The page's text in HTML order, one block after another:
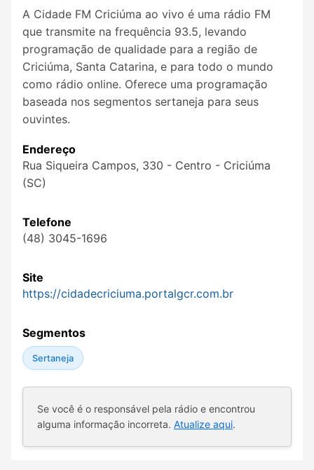
A Cidade FM Criciúma ao vivo é uma rádio FM
que transmite na frequência 93.5, levando
programação de qualidade para a região de
Criciúma, Santa Catarina, e para todo o mundo
como rádio online. Oferece uma programação
baseada nos segmentos sertaneja para seus
ouvintes.
Endereço
Rua Siqueira Campos, 330 - Centro - Criciúma
(SC)
Telefone
(48) 3045-1696
Site
https://cidadecriciuma.portalgcr.com.br
Segmentos
Sertaneja
Se você é o responsável pela rádio e encontrou
alguma informação incorreta. Atualize aqui.